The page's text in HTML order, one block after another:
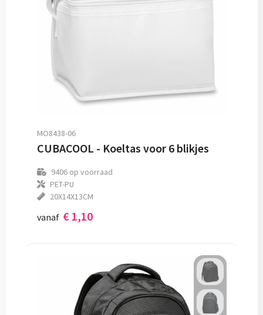
MO8438-06
CUBACOOL - Koeltas voor 6 blikjes
9406op voorraad
PET-PU
20X14X13CM
vanaf € 1,10